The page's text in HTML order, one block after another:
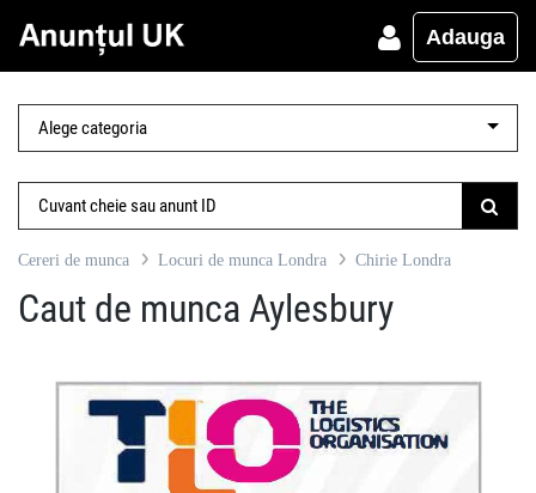
Adauga
Cereri de munca Locuri de munca Londra Chirie Londra
Caut de munca Aylesbury